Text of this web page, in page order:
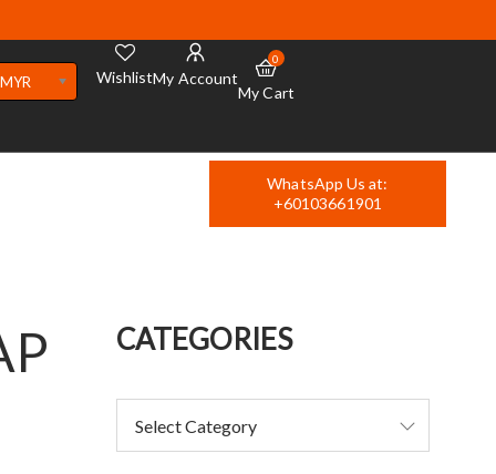
MYR WishlistMy Account
0
My Cart
WhatsApp Us at:
+60103661901
CATEGORIES